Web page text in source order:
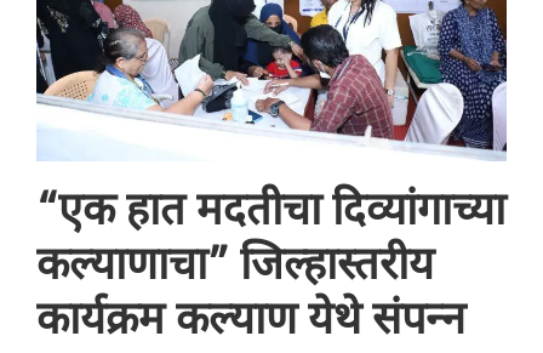
“एक हात मदतीचा दिव्यांगाच्या
कल्याणाचा” जिल्हास्तरीय
कार्यक्रम कल्याण येथे संपन्न